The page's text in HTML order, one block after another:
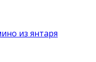
из янтаря